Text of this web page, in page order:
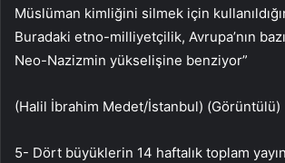
Müslüman kimliğini silmek için
Buradaki etno-milliyetçilik, Avrupa’nın
Neo-Nazizmin yükselişine benziyor”
(Halil İbrahim Medet/İstanbul) (Görüntülü)
5- Dört büyüklerin 14 haftalık toplam